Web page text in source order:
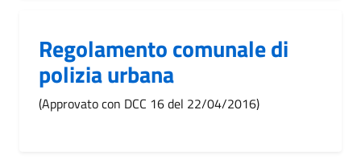
Regolamento comunale di
polizia urbana
(Approvato con DCC 16 del 22/04/2016)